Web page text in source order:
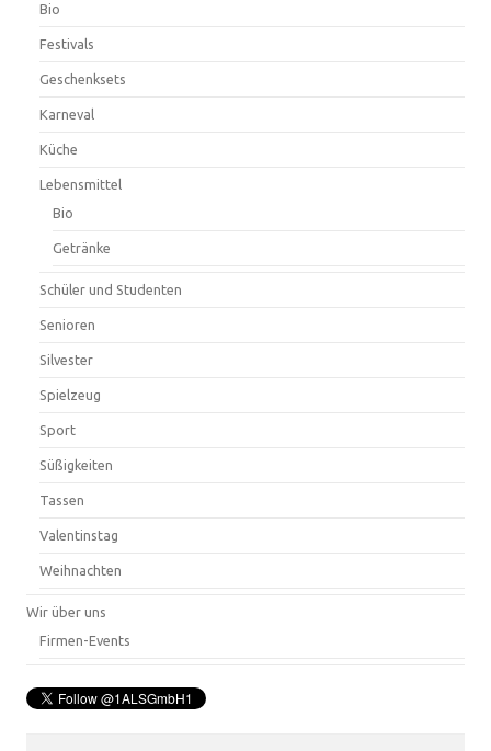
Bio
Festivals
Geschenksets
Karneval
Küche
Lebensmittel
Bio
Getränke
Schüler und Studenten
Senioren
Silvester
Spielzeug
Sport
Süßigkeiten
Tassen
Valentinstag
Weihnachten
Wir über uns
Firmen-Events